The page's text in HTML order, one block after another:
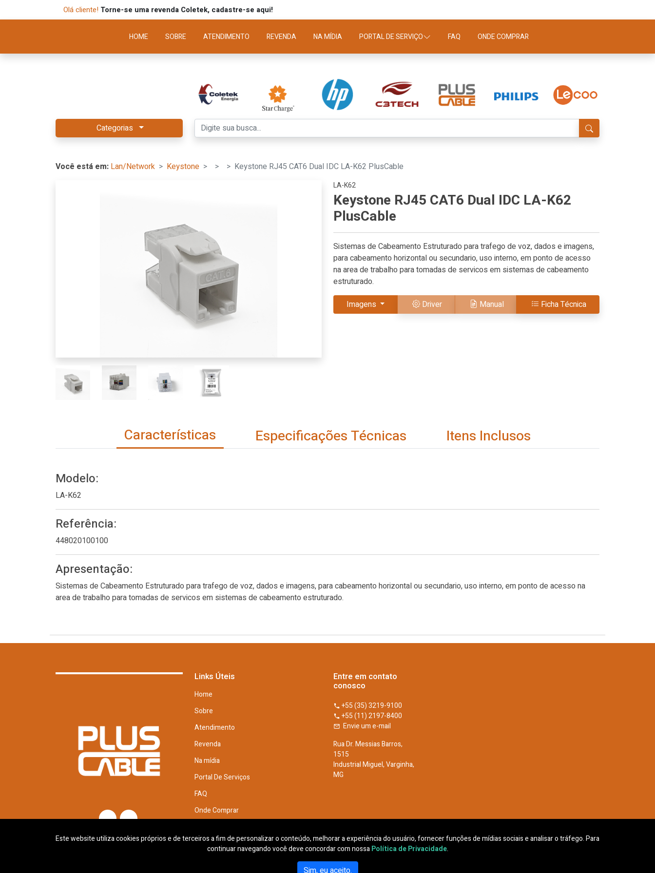
Olá cliente! Torne-se uma revenda Coletek, cadastre-se aqui!
HOME SOBRE ATENDIMENTO REVENDA NA MÍDIA PORTAL DE SERVIÇO FAQ ONDE COMPRAR
Categorias
Você está em: Lan/Network Keystone Keystone RJ45 CAT6 Dual IDC LA-K62 PlusCable
LA-K62
Keystone RJ45 CAT6 Dual IDC LA-K62
PlusCable
Sistemas de Cabeamento Estruturado para trafego de voz, dados e imagens,
para cabeamento horizontal ou secundario, uso interno, em ponto de acesso
na area de trabalho para tomadas de servicos em sistemas de cabeamento
estruturado.
Imagens
Driver Manual Ficha Técnica
Características Especificações Técnicas Itens Inclusos
Modelo:
LA-K62
Referência:
448020100100
Apresentação:
Sistemas de Cabeamento Estruturado para trafego de voz, dados e imagens, para cabeamento horizontal ou secundario, uso interno, em ponto de acesso na
area de trabalho para tomadas de servicos em sistemas de cabeamento estruturado.
Links Úteis
Home
Sobre
Atendimento
Revenda
Na mídia
Portal De Serviços
FAQ
Onde Comprar
Entre em contato
conosco
+55 (35) 3219-9100
+55 (11) 2197-8400
Envie um e-mail
Rua Dr. Messias Barros,
1515
Industrial Miguel, Varginha,
MG
Este website utiliza cookies próprios e de terceiros a fim de personalizar o conteúdo, melhorar a experiência do usuário, fornecer funções de mídias sociais e analisar o tráfego. Para
continuar navegando você deve concordar com nossaPolítica de Privacidade.
Sim, eu aceito.